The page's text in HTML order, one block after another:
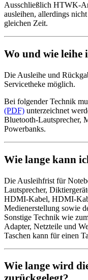
Ausschließlich HTWK-
ausleihen, allerdings
gleichen Zeit.
Wo und wie leihe
Die Ausleihe und
Servicetheke möglich.
Bei folgender Technik
(PDF) unterzeichnet
Bluetooth-Lautsprecher,
Powerbanks.
Wie lange kann
Die Ausleihfrist für
Lautsprecher,
HDMI-Kabel, HDMI-
Medienerstellung sowie
Sonstige Technik wie
Adapter, Netzteile und
Taschen kann für einen
Wie lange wird